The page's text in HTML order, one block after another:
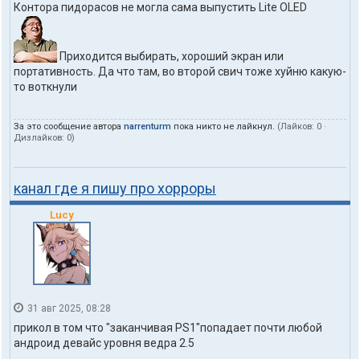
Контора пидорасов не могла сама выпустить Lite OLED
Приходится выбирать, хороший экран или
портативность. Да что там, во второй свич тоже хуйню какую-
то воткнули
За это сообщение автора narrenturm пока никто не лайкнул. (Лайков: 0 ·
Дизлайков: 0)
канал где я пишу про хорроры
Lucy
31 авг 2025, 08:28
прикол в том что "заканчивая PS1"попадает почти любой
андроид девайс уровня ведра 2.5